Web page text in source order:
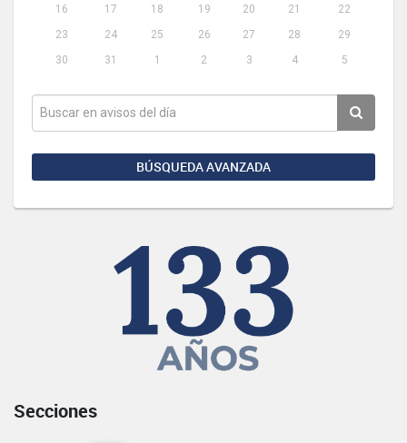
16
17 18 19 20 21
22
23
24 25 26 27 28
29
30
31 1 2 3 4 5
BÚSQUEDA AVANZADA
Secciones